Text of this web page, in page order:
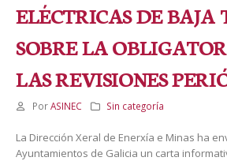
ELÉCTRICAS DE BAJA
SOBRE LA
LAS REVISIONES
Por ASINEC Sin categoría
La Dirección Xeral de Enerxía e Minas ha
Ayuntamientos de Galicia un carta